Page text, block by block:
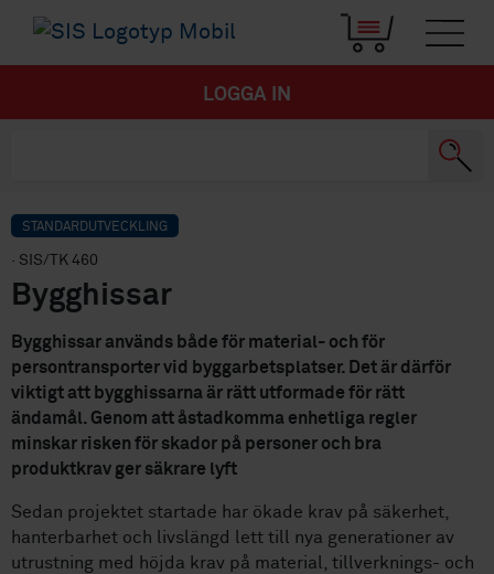
LOGGA IN
STANDARDUTVECKLING
· SIS/TK 460
Bygghissar
Bygghissar används både för material- och för
persontransporter vid byggarbetsplatser. Det är därför
viktigt att bygghissarna är rätt utformade för rätt
ändamål. Genom att åstadkomma enhetliga regler
minskar risken för skador på personer och bra
produktkrav ger säkrare lyft
Sedan projektet startade har ökade krav på säkerhet,
hanterbarhet och livslängd lett till nya generationer av
utrustning med höjda krav på material, tillverknings- och